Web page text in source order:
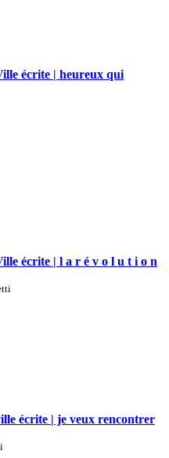
écrite | heureux qui
écrite | l a r é v o l u t i o n
écrite | je veux rencontrer